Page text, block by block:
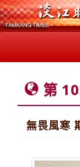
第
無畏風寒